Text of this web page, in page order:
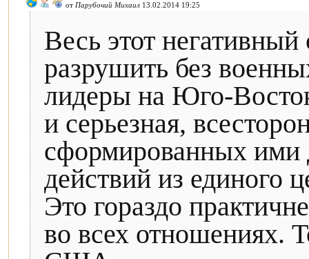
от Парубочий Михаил 13.02.2014 19:25
Весь этот
разрушить без
лидеры на Юго-
и серьезная,
сформированных ими
действий из единого
Это гораздо
во всех отношениях.